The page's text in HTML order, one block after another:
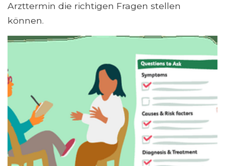
Arzttermin die richtigen Fragen stellen
können.